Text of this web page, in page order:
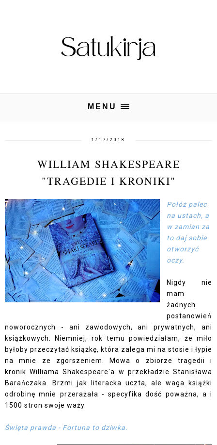
MENU
1/17/2018
WILLIAM SHAKESPEARE
"TRAGEDIE I KRONIKI"
Połóż palec
na ustach, a
w zamian za
to daj sobie
otworzyć
oczy.
Nigdy nie
mam
żadnych
postanowień
noworocznych - ani zawodowych, ani prywatnych, ani
książkowych. Niemniej, rok temu powiedziałam, że miło
byłoby przeczytać książkę, która zalega mi na stosie i łypie
na mnie ze zgorszeniem. Mowa o zbiorze tragedii i
kronik Williama Shakespeare'a w przekładzie Stanisława
Barańczaka. Brzmi jak literacka uczta, ale waga książki
odrobinę mnie przerażała - specyfika dość poważna, a i
1500 stron swoje waży.
Święta prawda - Fortuna to dziwka.